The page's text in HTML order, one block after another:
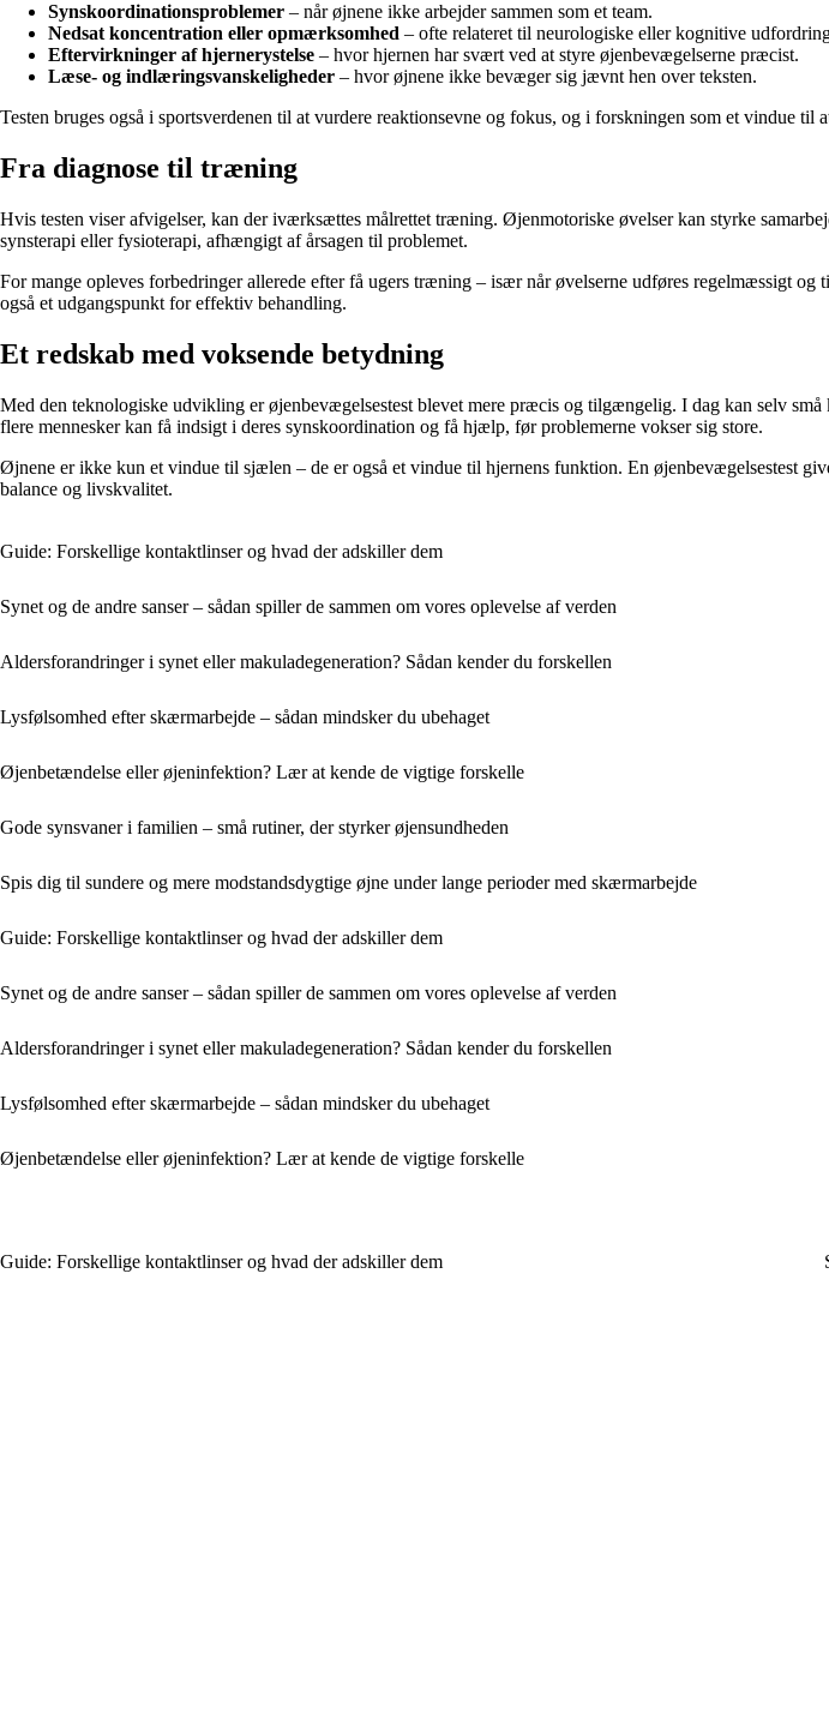
Synskoordinationsproblemer – når øjnene ikke arbejder sammen som et team.
Nedsat koncentration eller opmærksomhed – ofte relateret til neurologiske eller kognitive
Eftervirkninger af hjernerystelse – hvor hjernen har svært ved at styre øjenbevægelserne præcist.
Læse- og indlæringsvanskeligheder – hvor øjnene ikke bevæger sig jævnt hen over teksten.
Testen bruges også i sportsverdenen til at vurdere reaktionsevne og fokus, og i forskningen som et vindue til
Fra diagnose til træning
Hvis testen viser afvigelser, kan der iværksættes målrettet træning. Øjenmotoriske øvelser kan styrke
synsterapi eller fysioterapi, afhængigt af årsagen til problemet.
For mange opleves forbedringer allerede efter få ugers træning – især når øvelserne udføres regelmæssigt
også et udgangspunkt for effektiv behandling.
Et redskab med voksende betydning
Med den teknologiske udvikling er øjenbevægelsestest blevet mere præcis og tilgængelig. I dag kan selv
flere mennesker kan få indsigt i deres synskoordination og få hjælp, før problemerne vokser sig store.
Øjnene er ikke kun et vindue til sjælen – de er også et vindue til hjernens funktion. En øjenbevægelsestest
balance og livskvalitet.
Guide: Forskellige kontaktlinser og hvad der adskiller dem
Synet og de andre sanser – sådan spiller de sammen om vores oplevelse af verden
Aldersforandringer i synet eller makuladegeneration? Sådan kender du forskellen
Lysfølsomhed efter skærmarbejde – sådan mindsker du ubehaget
Øjenbetændelse eller øjeninfektion? Lær at kende de vigtige forskelle
Gode synsvaner i familien – små rutiner, der styrker øjensundheden
Spis dig til sundere og mere modstandsdygtige øjne under lange perioder med skærmarbejde
Guide: Forskellige kontaktlinser og hvad der adskiller dem
Synet og de andre sanser – sådan spiller de sammen om vores oplevelse af verden
Aldersforandringer i synet eller makuladegeneration? Sådan kender du forskellen
Lysfølsomhed efter skærmarbejde – sådan mindsker du ubehaget
Øjenbetændelse eller øjeninfektion? Lær at kende de vigtige forskelle
Guide: Forskellige kontaktlinser og hvad der adskiller dem